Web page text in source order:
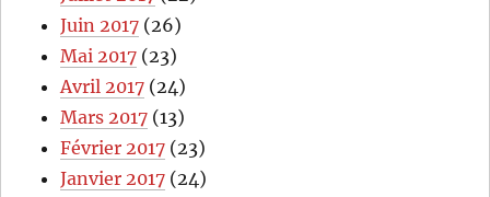
Juin 2017 (26)
Mai 2017 (23)
Avril 2017 (24)
Mars 2017 (13)
Février 2017 (23)
Janvier 2017 (24)